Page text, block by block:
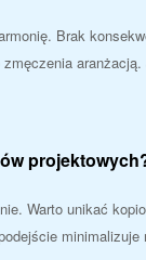
Brak
Warto unikać
minimalizuje